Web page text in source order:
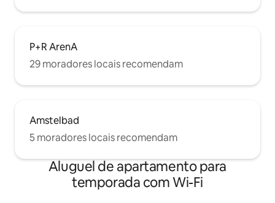
P+R ArenA
29 moradores locais recomendam
Amstelbad
5 moradores locais recomendam
Aluguel de apartamento para
temporada com Wi-Fi